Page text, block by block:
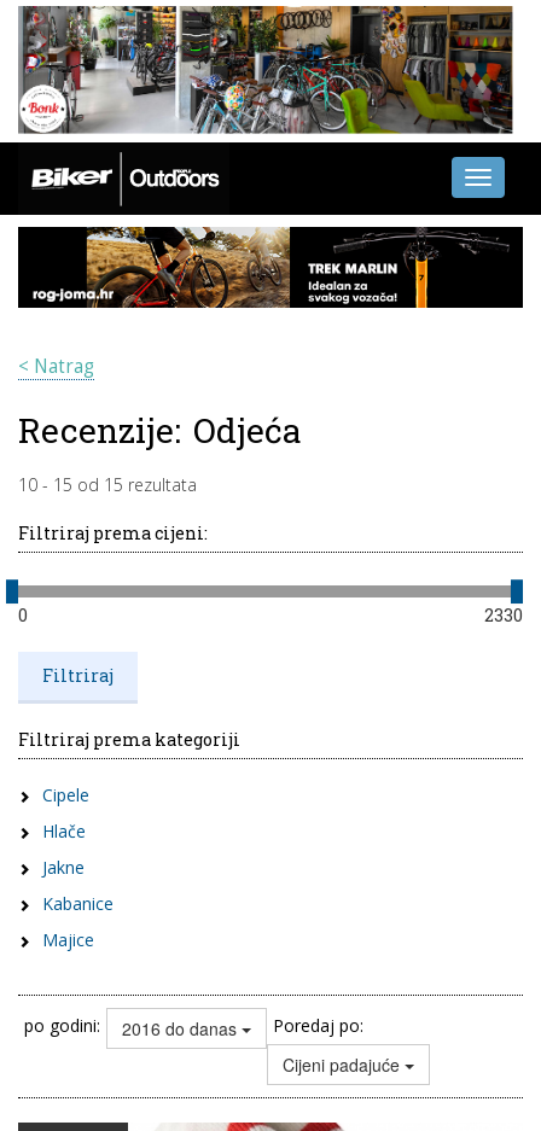
Toggle
< Natrag
Recenzije: Odjeća
10 - 15 od 15 rezultata
Filtriraj prema cijeni:
0 2330
Filtriraj prema kategoriji
Cipele
Hlače
Jakne
Kabanice
Majice
po godini: 2016 do danas Poredaj po:
Cijeni padajuće